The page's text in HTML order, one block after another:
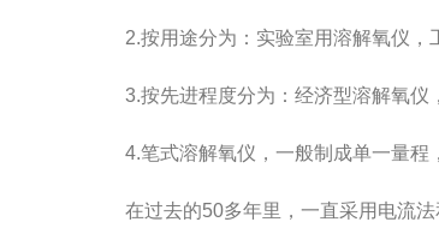
2.按用途分为：实验室用溶解氧仪，
3.按先进程度分为：经济型溶解氧仪，
4.笔式溶解氧仪，一般制成单一量程
在过去的50多年里，一直采用电流法